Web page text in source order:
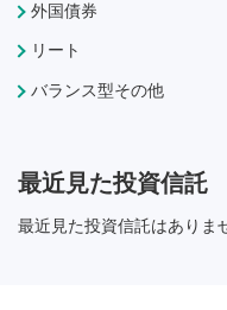
外国債券
リート
バランス型その他
最近見た投資信託
最近見た投資信託はありま